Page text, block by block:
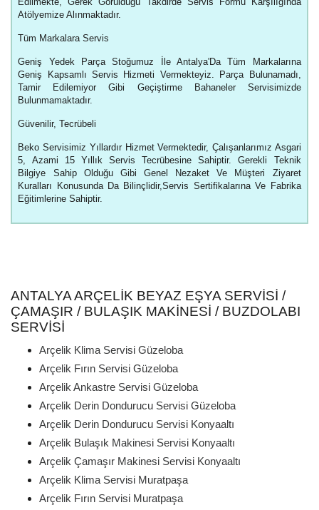
Atölyemize Alınmaktadır.
Tüm Markalara Servis
Geniş Yedek Parça Stoğumuz İle Antalya'Da Tüm Markalarına
Geniş Kapsamlı Servis Hizmeti Vermekteyiz. Parça Bulunamadı,
Tamir Edilemiyor Gibi Geçiştirme Bahaneler Servisimizde
Bulunmamaktadır.
Güvenilir, Tecrübeli
Beko Servisimiz Yıllardır Hizmet Vermektedir, Çalışanlarımız Asgari
5, Azami 15 Yıllık Servis Tecrübesine Sahiptir. Gerekli Teknik
Bilgiye Sahip Olduğu Gibi Genel Nezaket Ve Müşteri Ziyaret
Kuralları Konusunda Da Bilinçlidir,Servis Sertifikalarına Ve Fabrika
Eğitimlerine Sahiptir.
ANTALYA ARÇELIK BEYAZ EŞYA SERVISI /
ÇAMAŞIR / BULAŞIK MAKINESI / BUZDOLABI
SERVISI
Arçelik Klima Servisi Güzeloba
Arçelik Fırın Servisi Güzeloba
Arçelik Ankastre Servisi Güzeloba
Arçelik Derin Dondurucu Servisi Güzeloba
Arçelik Derin Dondurucu Servisi Konyaaltı
Arçelik Bulaşık Makinesi Servisi Konyaaltı
Arçelik Çamaşır Makinesi Servisi Konyaaltı
Arçelik Klima Servisi Muratpaşa
Arçelik Fırın Servisi Muratpaşa